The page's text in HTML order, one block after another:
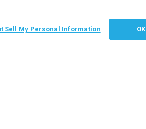
利用者情報の外部送信について
Sell My Personal Information OK